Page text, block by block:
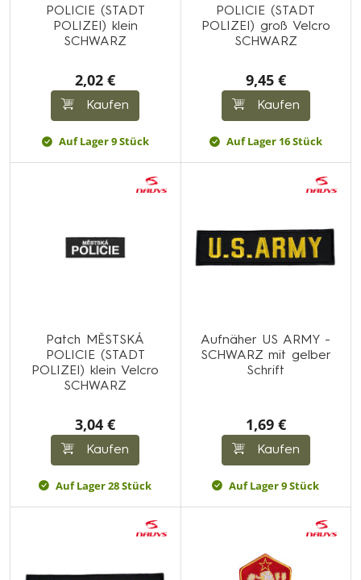
POLICIE (STADT
POLIZEI) klein
SCHWARZ
2,02 €
Kaufen
Auf Lager 9 Stück
POLICIE (STADT
POLIZEI) groß Velcro
SCHWARZ
9,45 €
Kaufen
Auf Lager 16 Stück
Patch MĚSTSKÁ
POLICIE (STADT
POLIZEI) klein Velcro
SCHWARZ
3,04 €
Kaufen
Auf Lager 28 Stück
Aufnäher US ARMY -
SCHWARZ mit gelber
Schrift
1,69 €
Kaufen
Auf Lager 9 Stück